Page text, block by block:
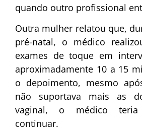
quando outro profissional
Outra mulher relatou que,
pré-natal, o médico
exames de toque em
aproximadamente 10 a 15
o depoimento, mesmo
não suportava mais as
vaginal, o médico
continuar.